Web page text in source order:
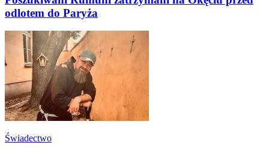
odlotem do Paryża
Świadectwo